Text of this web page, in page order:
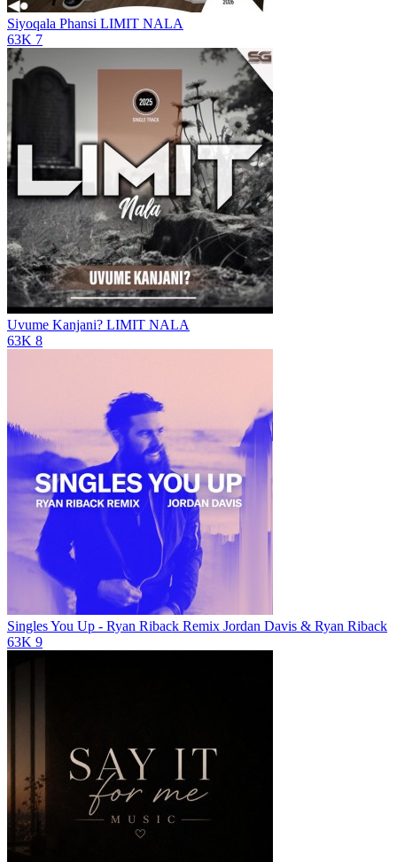
Siyoqala Phansi LIMIT NALA
63K 7
Uvume Kanjani? LIMIT NALA
63K 8
Singles You Up - Ryan Riback Remix Jordan Davis & Ryan Riback
63K 9